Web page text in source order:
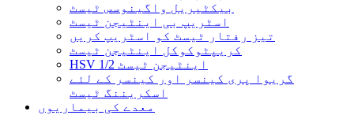
بیکٹیریل واگینوسس ٹیسٹ
اسٹریپ بی اینٹیجن ٹیسٹ
تیز رفتار ٹیسٹ کو اسٹریپ کریں
کریپٹوکوکل اینٹیجن ٹیسٹ
HSV 1/2 اینٹیجن ٹیسٹ
گریوا پری کینسر اور کینسر کے لئے
اسکریننگ ٹیسٹ
معدے کی بیماریوں